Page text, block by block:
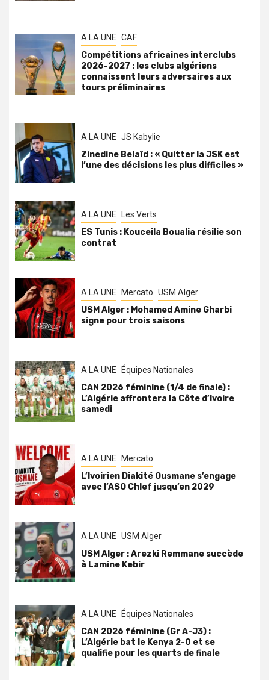
A LA UNE CAF
Compétitions africaines interclubs
2026-2027 : les clubs algériens
connaissent leurs adversaires aux
tours préliminaires
A LA UNE JS Kabylie
Zinedine Belaïd : « Quitter la JSK est
l’une des décisions les plus difficiles »
A LA UNE Les Verts
ES Tunis : Kouceila Boualia résilie son
contrat
A LA UNE Mercato USM Alger
USM Alger : Mohamed Amine Gharbi
signe pour trois saisons
A LA UNE Équipes Nationales
CAN 2026 féminine (1/4 de finale) :
L’Algérie affrontera la Côte d’Ivoire
samedi
A LA UNE Mercato
L’Ivoirien Diakité Ousmane s’engage
avec l’ASO Chlef jusqu’en 2029
A LA UNE USM Alger
USM Alger : Arezki Remmane succède
à Lamine Kebir
A LA UNE Équipes Nationales
CAN 2026 féminine (Gr A-J3) :
L’Algérie bat le Kenya 2-0 et se
qualifie pour les quarts de finale